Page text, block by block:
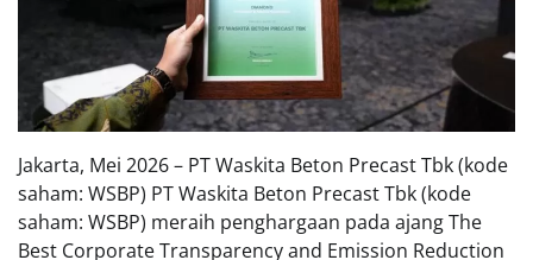
Jakarta, Mei 2026 – PT Waskita Beton Precast Tbk (kode
saham: WSBP) PT Waskita Beton Precast Tbk (kode
saham: WSBP) meraih penghargaan pada ajang The
Best Corporate Transparency and Emission Reduction